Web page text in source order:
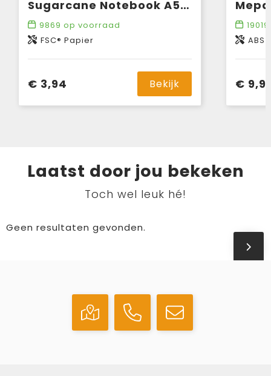
Sugarcane Notebook A5 notitieboek
9869 op voorraad
FSC® Papier
€ 3,94 Bekijk
19019
ABS
€
Laatst door jou bekeken
Toch wel leuk hé!
Geen resultaten gevonden.